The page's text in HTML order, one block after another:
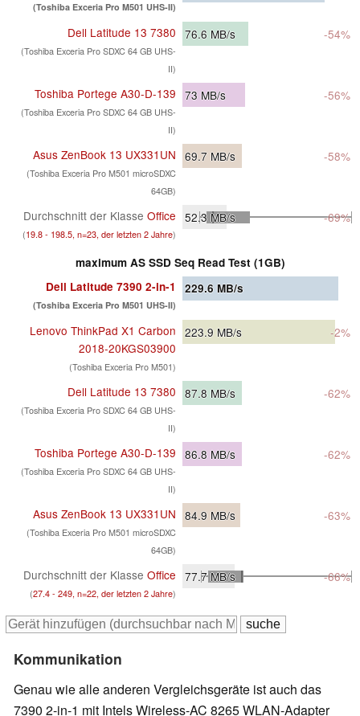
(Toshiba Exceria Pro M501 UHS-II)
Dell Latitude 13 7380
(Toshiba Exceria Pro SDXC 64 GB UHS-
II)
76.6 MB/s -54%
Toshiba Portege A30-D-139
(Toshiba Exceria Pro SDXC 64 GB UHS-
II)
73 MB/s -56%
Asus ZenBook 13 UX331UN
(Toshiba Exceria Pro M501 microSDXC
64GB)
69.7 MB/s -58%
Durchschnitt der Klasse Office
(19.8 - 198.5, n=23, der letzten 2 Jahre)
52.3 MB/s -69%
maximum AS SSD Seq Read Test (1GB)
Dell Latitude 7390 2-in-1
(Toshiba Exceria Pro M501 UHS-II)
229.6 MB/s
Lenovo ThinkPad X1 Carbon
2018-20KGS03900
(Toshiba Exceria Pro M501)
223.9 MB/s -2%
Dell Latitude 13 7380
(Toshiba Exceria Pro SDXC 64 GB UHS-
II)
87.8 MB/s -62%
Toshiba Portege A30-D-139
(Toshiba Exceria Pro SDXC 64 GB UHS-
II)
86.8 MB/s -62%
Asus ZenBook 13 UX331UN
(Toshiba Exceria Pro M501 microSDXC
64GB)
84.9 MB/s -63%
Durchschnitt der Klasse Office
(27.4 - 249, n=22, der letzten 2 Jahre)
77.7MB/s -66%
Kommunikation
Genau wie alle anderen Vergleichsgeräte ist auch das
7390 2-in-1 mit Intels Wireless-AC 8265 WLAN-Adapter